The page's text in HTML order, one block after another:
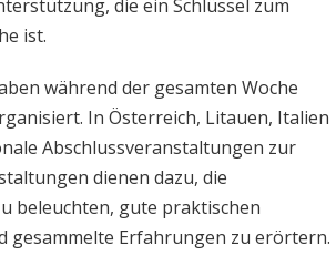
die ein Schlüssel zum
ist.
während der gesamten Woche
In Österreich, Litauen, Italien
Abschlussveranstaltungen zur
dienen dazu, die
beleuchten, gute praktischen
gesammelte Erfahrungen zu erörtern.